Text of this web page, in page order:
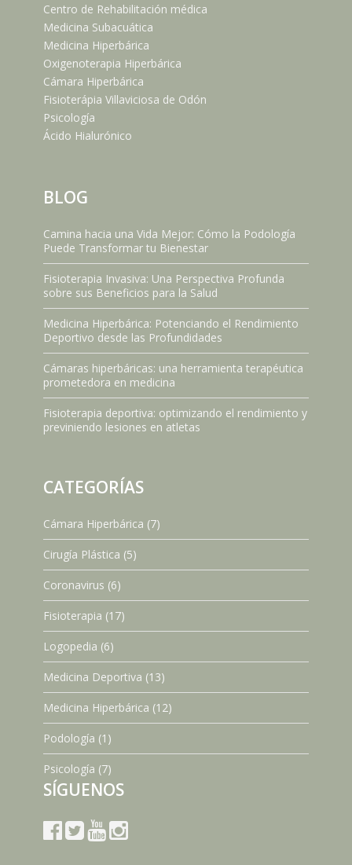
Centro de Rehabilitación médica
Medicina Subacuática
Medicina Hiperbárica
Oxigenoterapia Hiperbárica
Cámara Hiperbárica
Fisioterápia Villaviciosa de Odón
Psicología
Ácido Hialurónico
BLOG
Camina hacia una Vida Mejor: Cómo la Podología
Puede Transformar tu Bienestar
Fisioterapia Invasiva: Una Perspectiva Profunda
sobre sus Beneficios para la Salud
Medicina Hiperbárica: Potenciando el Rendimiento
Deportivo desde las Profundidades
Cámaras hiperbáricas: una herramienta terapéutica
prometedora en medicina
Fisioterapia deportiva: optimizando el rendimiento y
previniendo lesiones en atletas
CATEGORÍAS
Cámara Hiperbárica (7)
Cirugía Plástica (5)
Coronavirus (6)
Fisioterapia (17)
Logopedia (6)
Medicina Deportiva (13)
Medicina Hiperbárica (12)
Podología (1)
Psicología (7)
SÍGUENOS